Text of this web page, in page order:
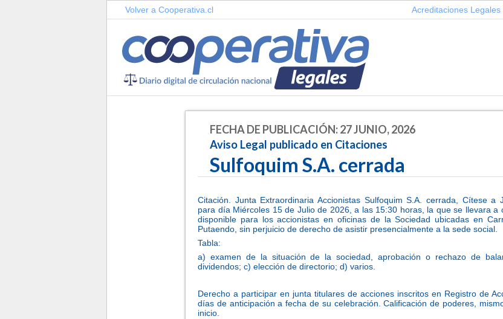
Volver a Cooperativa.cl Acreditaciones Legales
FECHA DE PUBLICACIÓN: 27 JUNIO, 2026
Aviso Legal publicado en Citaciones
Sulfoquim S.A. cerrada
Citación. Junta Extraordinaria Accionistas Sulfoquim S.A. cerrada, Cítese a
para día Miércoles 15 de Julio de 2026, a las 15:30 horas, la que se llevara a
disponible para los accionistas en oficinas de la Sociedad ubicadas en
Putaendo, sin perjuicio de derecho de asistir presencialmente a la sede social.
Tabla:
a) examen de la situación de la sociedad, aprobación o rechazo de
dividendos; c) elección de directorio; d) varios.
Derecho a participar en junta titulares de acciones inscritos en Registro de
días de anticipación a fecha de su celebración. Calificación de poderes,
inicio.